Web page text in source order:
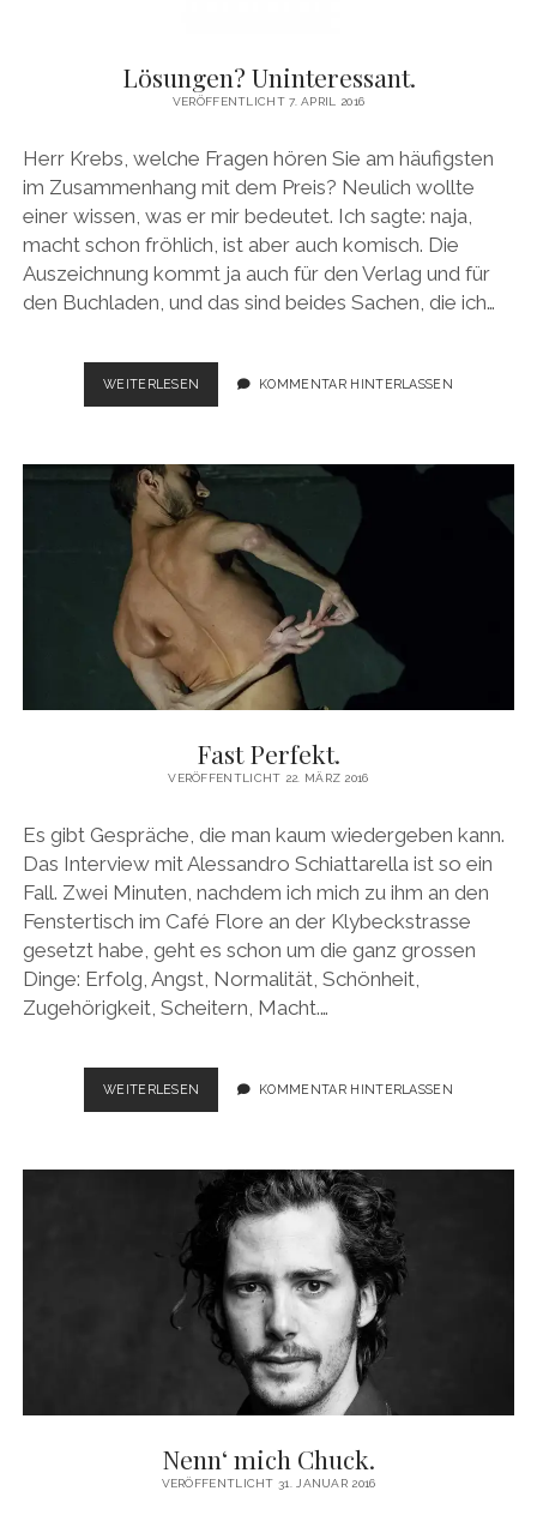
Lösungen? Uninteressant.
VERÖFFENTLICHT 7. APRIL 2016
Herr Krebs, welche Fragen hören Sie am häufigsten
im Zusammenhang mit dem Preis? Neulich wollte
einer wissen, was er mir bedeutet. Ich sagte: naja,
macht schon fröhlich, ist aber auch komisch. Die
Auszeichnung kommt ja auch für den Verlag und für
den Buchladen, und das sind beides Sachen, die ich…
WEITERLESEN LÖSUNGEN?
UNINTERESSANT.
KOMMENTAR HINTERLASSEN
Fast Perfekt.
VERÖFFENTLICHT 22. MÄRZ 2016
Es gibt Gespräche, die man kaum wiedergeben kann.
Das Interview mit Alessandro Schiattarella ist so ein
Fall. Zwei Minuten, nachdem ich mich zu ihm an den
Fenstertisch im Café Flore an der Klybeckstrasse
gesetzt habe, geht es schon um die ganz grossen
Dinge: Erfolg, Angst, Normalität, Schönheit,
Zugehörigkeit, Scheitern, Macht.…
WEITERLESEN
PERFEKT.
KOMMENTAR HINTERLASSEN
Nenn‘ mich Chuck.
VERÖFFENTLICHT 31. JANUAR 2016